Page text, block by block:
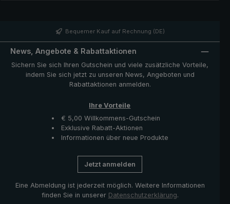
Regenschirm ein unverwechselbares Aussehen verleiht.
Reißverschlussöffnung schützt den Schirm nach dem
Bequemer Kauf auf Rechnung (DE)
News, Angebote & Rabattaktionen
Sichern Sie sich Ihren Gutschein und viele zusätzliche Vorteile,
indem Sie sich jetzt zu unseren News, Angeboten und
Rabattaktionen anmelden.
Ihre Vorteile
€ 5,00 Willkommens-Gutschein
Exklusive Rabatt-Aktionen
Informationen über neue Produkte
Jetzt anmelden
Eine Abmeldung ist jederzeit möglich. Weitere Informationen
finden Sie in unserer Datenschutzerklärung.